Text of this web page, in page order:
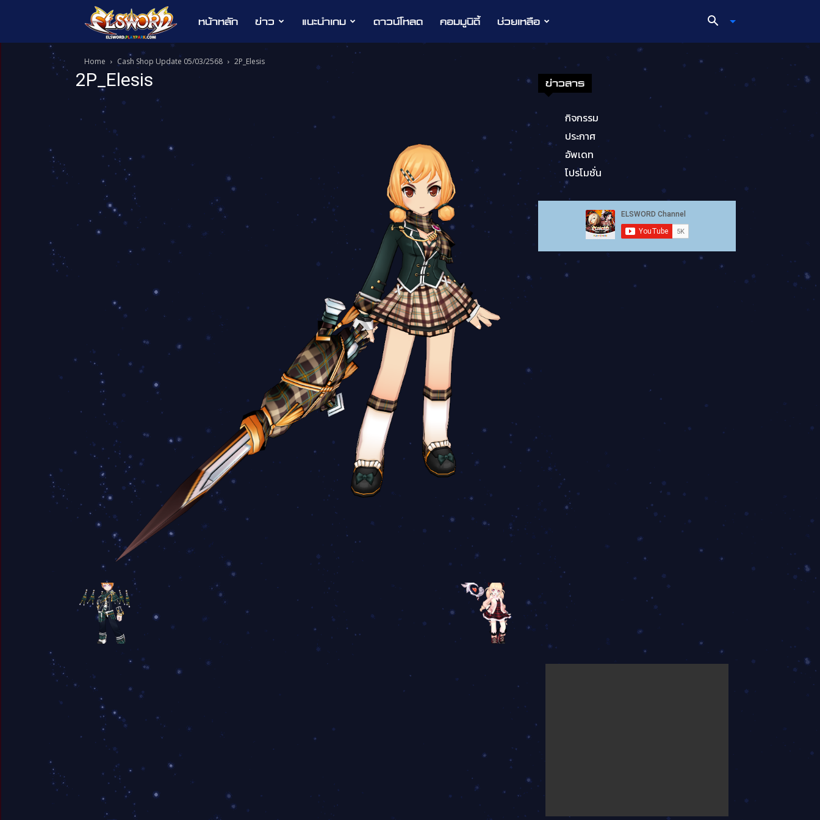
Elsword
หน้าหลัก ข่าว แนะนำเกม ดาวน์โหลด คอมมูนิตี้ ช่วยเหลือ
Home Cash Shop Update 05/03/2568 2P_Elesis
2P_Elesis ข่าวสาร
กิจกรรม
ประกาศ
อัพเดท
โปรโมชั่น